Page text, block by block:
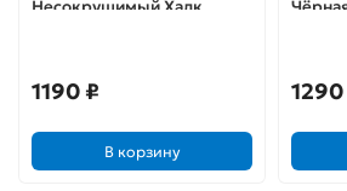
Несокрушимый Халк.
1190 ₽
В корзину